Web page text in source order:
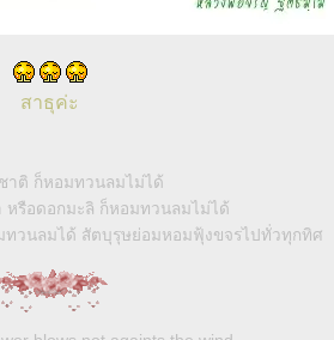
สาธุค่ะ
าติ ก็หอมทวนลมไม่ได้
รือดอกมะลิ ก็หอมทวนลมไม่ได้
วนลมได้ สัตบุรุษย่อมหอมฟุ้งขจรไปทั่วทุกทิศ